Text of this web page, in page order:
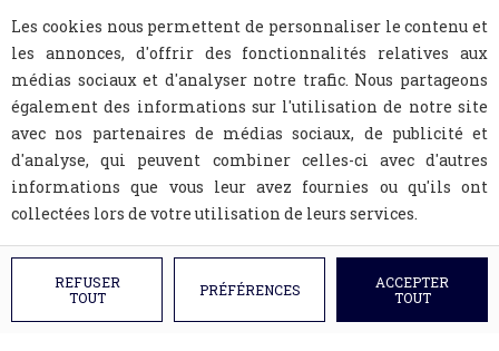
Les cookies nous permettent de personnaliser le contenu et
les annonces, d'offrir des fonctionnalités relatives aux
médias sociaux et d'analyser notre trafic. Nous partageons
également des informations sur l'utilisation de notre site
avec nos partenaires de médias sociaux, de publicité et
d'analyse, qui peuvent combiner celles-ci avec d'autres
informations que vous leur avez fournies ou qu'ils ont
collectées lors de votre utilisation de leurs services.
REFUSER
TOUT
PRÉFÉRENCES
ACCEPTER
TOUT